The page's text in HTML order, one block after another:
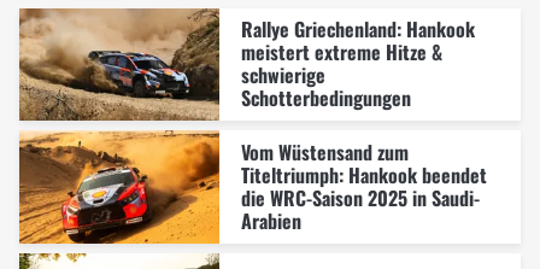
Rallye Griechenland: Hankook
meistert extreme Hitze &
schwierige
Schotterbedingungen
Vom Wüstensand zum
Titeltriumph: Hankook beendet
die WRC-Saison 2025 in Saudi-
Arabien